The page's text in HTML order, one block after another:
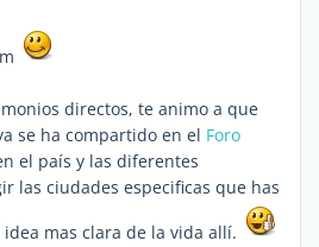
directos, te animo a que
se ha compartido en el Foro
el país y las diferentes
las ciudades especificas que has
mas clara de la vida allí.